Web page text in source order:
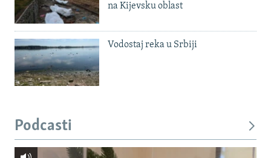
na Kijevsku oblast
Vodostaj reka u Srbiji
Podcasti